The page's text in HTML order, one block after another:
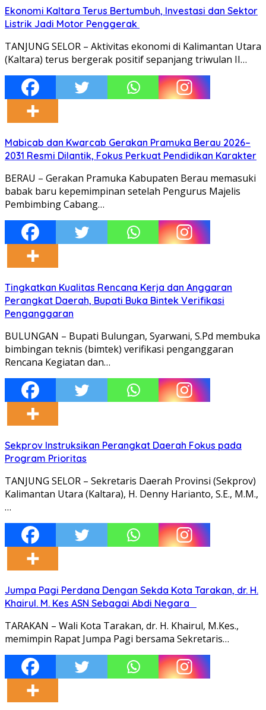
Ekonomi Kaltara Terus Bertumbuh, Investasi dan Sektor
Listrik Jadi Motor Penggerak
TANJUNG SELOR – Aktivitas ekonomi di Kalimantan Utara
(Kaltara) terus bergerak positif sepanjang triwulan II…
Mabicab dan Kwarcab Gerakan Pramuka Berau 2026–
2031 Resmi Dilantik, Fokus Perkuat Pendidikan Karakter
BERAU – Gerakan Pramuka Kabupaten Berau memasuki
babak baru kepemimpinan setelah Pengurus Majelis
Pembimbing Cabang…
Tingkatkan Kualitas Rencana Kerja dan Anggaran
Perangkat Daerah, Bupati Buka Bintek Verifikasi
Penganggaran
BULUNGAN – Bupati Bulungan, Syarwani, S.Pd membuka
bimbingan teknis (bimtek) verifikasi penganggaran
Rencana Kegiatan dan…
Sekprov Instruksikan Perangkat Daerah Fokus pada
Program Prioritas
TANJUNG SELOR – Sekretaris Daerah Provinsi (Sekprov)
Kalimantan Utara (Kaltara), H. Denny Harianto, S.E., M.M.,
…
Jumpa Pagi Perdana Dengan Sekda Kota Tarakan, dr. H.
Khairul. M. Kes ASN Sebagai Abdi Negara
TARAKAN – Wali Kota Tarakan, dr. H. Khairul, M.Kes.,
memimpin Rapat Jumpa Pagi bersama Sekretaris…